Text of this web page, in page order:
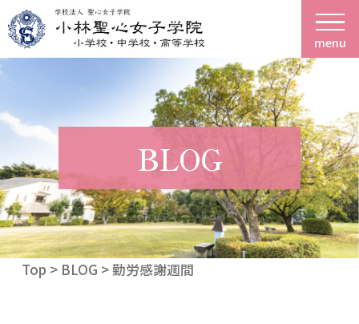
menu
BLOG
Top > BLOG > 勤労感謝週間